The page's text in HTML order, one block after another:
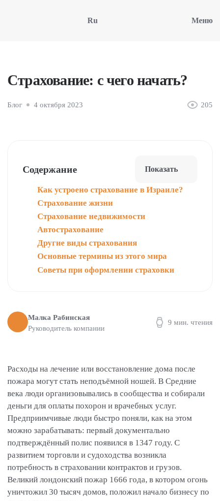
Ru Меню
Страхование: с чего начать?
Блог 4 октября 2023 205
Содержание Показать
Как устроено страхование в Израиле?
Страхование жизни
Страхование недвижимости
Автострахование
Другие виды страхования
Основные термины из этого мира
Советы при оформлении страховки
Малка Рабинская
Руководитель компании
9 мин. чтения
Расходы на лечение или восстановление дома после
пожара могут стать неподъёмной ношей. В Средние
века люди организовывались в сообщества и собирали
деньги для оплаты похорон и врачебных услуг.
Предприимчивые люди быстро поняли, как на этом
можно зарабатывать: первый документально
подтверждённый полис появился в 1347 году. С
развитием торговли и судоходства возникла
потребность в страховании контрактов и грузов.
Великий лондонский пожар 1666 года, в котором огонь
уничтожил 30 тысяч домов, положил начало бизнесу по